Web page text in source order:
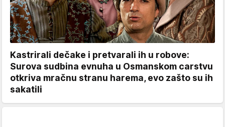
Kastrirali dečake i pretvarali ih u robove:
Surova sudbina evnuha u Osmanskom carstvu
otkriva mračnu stranu harema, evo zašto su ih
sakatili